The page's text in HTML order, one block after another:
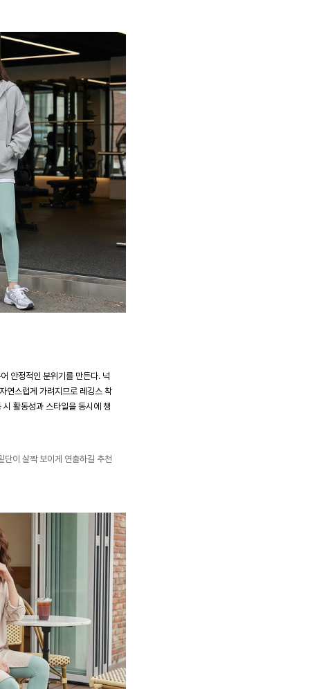
안정적인 분위기를 만든다. 넉
연스럽게 가려지므로 레깅스 착
활동성과 스타일을 동시에 챙
단이 살짝 보이게 연출하길 추천